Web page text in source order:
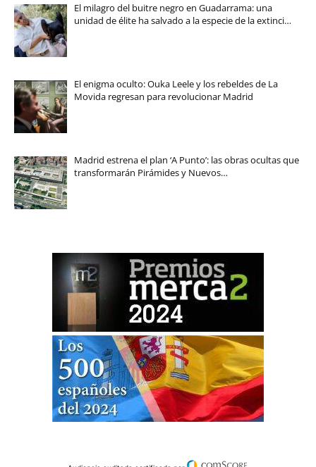
El milagro del buitre negro en Guadarrama: una
unidad de élite ha salvado a la especie de la extinci…
El enigma oculto: Ouka Leele y los rebeldes de La
Movida regresan para revolucionar Madrid
Madrid estrena el plan ‘A Punto’: las obras ocultas que
transformarán Pirámides y Nuevos…